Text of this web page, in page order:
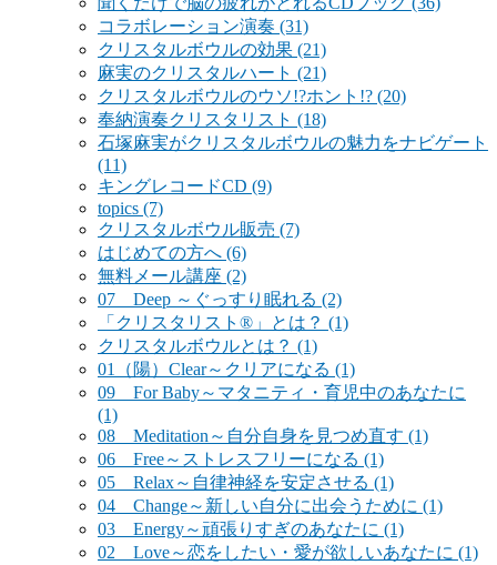
コラボレーション演奏 (31)
クリスタルボウルの効果 (21)
麻実のクリスタルハート (21)
クリスタルボウルのウソ!?ホント!? (20)
奉納演奏クリスタリスト (18)
石塚麻実がクリスタルボウルの魅力をナビゲート
(11)
キングレコードCD (9)
topics (7)
クリスタルボウル販売 (7)
はじめての方へ (6)
無料メール講座 (2)
07 Deep ～ぐっすり眠れる (2)
「クリスタリスト®」とは？ (1)
クリスタルボウルとは？ (1)
01（陽）Clear～クリアになる (1)
09 For Baby～マタニティ・育児中のあなたに
(1)
08 Meditation～自分自身を見つめ直す (1)
06 Free～ストレスフリーになる (1)
05 Relax～自律神経を安定させる (1)
04 Change～新しい自分に出会うために (1)
03 Energy～頑張りすぎのあなたに (1)
02 Love～恋をしたい・愛が欲しいあなたに (1)